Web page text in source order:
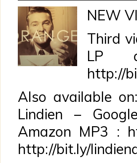
NEW
Third
LP
http://
Also available
Lindien –
Amazon MP3 :
http://bit.ly/